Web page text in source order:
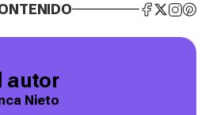
autor
Nieto